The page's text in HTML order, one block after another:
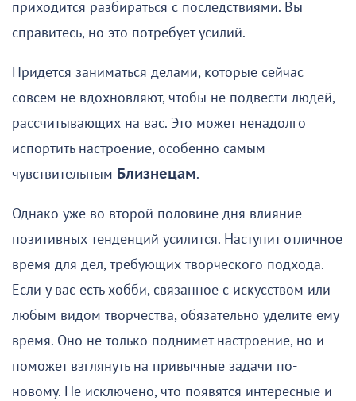
приходится разбираться с последствиями. Вы
справитесь, но это потребует усилий.
Придется заниматься делами, которые сейчас
совсем не вдохновляют, чтобы не подвести людей,
рассчитывающих на вас. Это может ненадолго
испортить настроение, особенно самым
чувствительным Близнецам.
Однако уже во второй половине дня влияние
позитивных тенденций усилится. Наступит отличное
время для дел, требующих творческого подхода.
Если у вас есть хобби, связанное с искусством или
любым видом творчества, обязательно уделите ему
время. Оно не только поднимет настроение, но и
поможет взглянуть на привычные задачи по-
новому. Не исключено, что появятся интересные и